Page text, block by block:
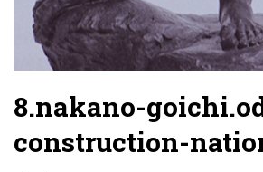
8.nakano-
construction-